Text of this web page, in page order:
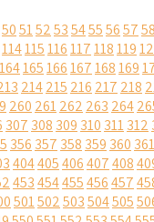
505152535455565758
114115116117118119
164165166167168169
214215 216 217 218
260 261262 263 264
307 308 309 310 311312
356 357 358 359 360 361
404405406407408
453454455456457
501502503504505